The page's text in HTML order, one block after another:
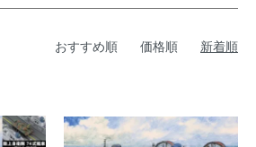
おすすめ順 価格順 新着順